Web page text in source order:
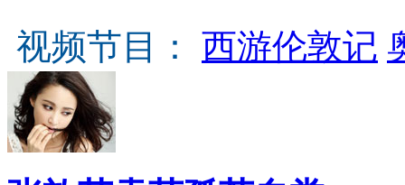
视频节目： 西游伦敦记